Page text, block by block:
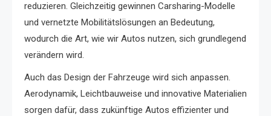
reduzieren. Gleichzeitig gewinnen Carsharing-Modelle
und vernetzte Mobilitätslösungen an Bedeutung,
wodurch die Art, wie wir Autos nutzen, sich grundlegend
verändern wird.
Auch das Design der Fahrzeuge wird sich anpassen.
Aerodynamik, Leichtbauweise und innovative Materialien
sorgen dafür, dass zukünftige Autos effizienter und